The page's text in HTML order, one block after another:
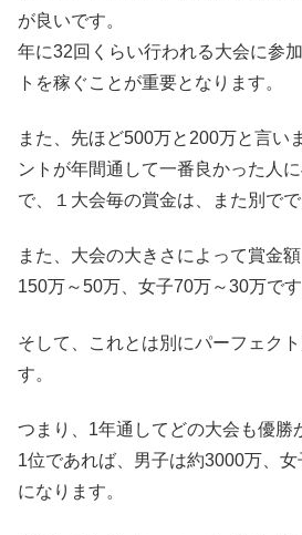
が良いです。
年に32回くらい行われる大会に参
トを稼ぐことが重要となります。
また、先ほど500万と200万と言い
ントが年間通して一番良かった人
で、１大会毎の賞金は、また別でで
また、大会の大きさによって賞金
150万～50万、女子70万～30万です
そして、これとは別にパーフェク
す。
つまり、1年通してどの大会も優勝
1位であれば、男子は約3000万、
になります。